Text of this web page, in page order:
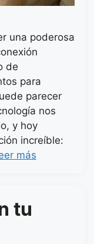
una poderosa
de
para
parecer
nos
y hoy
increíble:
más
tu